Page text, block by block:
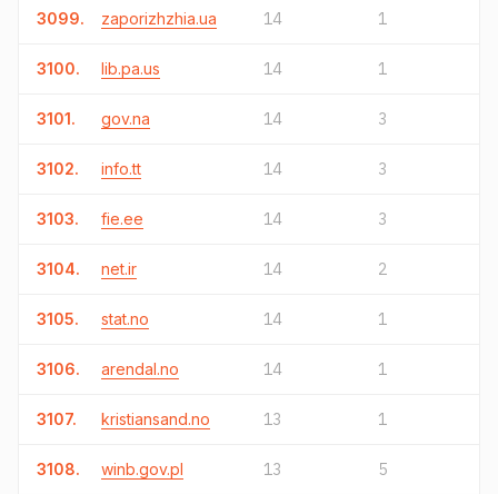
3099. zaporizhzhia.ua 14 1
3100. lib.pa.us 14 1
3101. gov.na 14 3
3102. info.tt 14 3
3103. fie.ee 14 3
3104. net.ir 14 2
3105. stat.no 14 1
3106. arendal.no 14 1
3107. kristiansand.no 13 1
3108. winb.gov.pl 13 5